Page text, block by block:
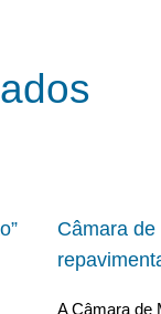
Câmara
A Câmara de